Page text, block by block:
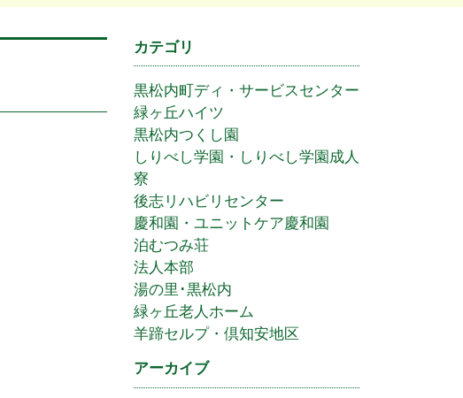
カテゴリ
黒松内町ディ・サービスセンター
緑ヶ丘ハイツ
黒松内つくし園
しりべし学園・しりべし学園成人
寮
後志リハビリセンター
慶和園・ユニットケア慶和園
泊むつみ荘
法人本部
湯の里･黒松内
緑ヶ丘老人ホーム
羊蹄セルプ・倶知安地区
アーカイブ